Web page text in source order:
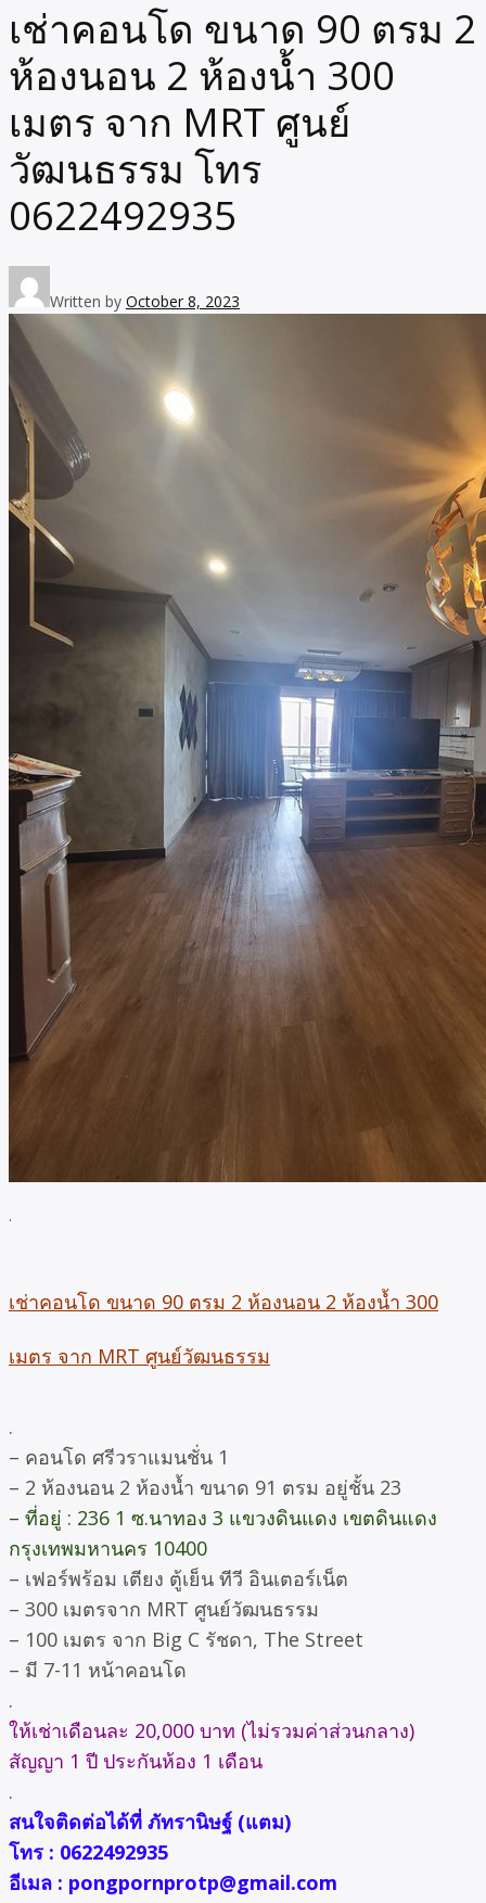
เช่าคอนโด ขนาด 90 ตรม 2
ห้องนอน 2 ห้องน้ำ 300
เมตร จาก MRT ศูนย์
วัฒนธรรม โทร
0622492935
Written by October 8, 2023
.
เช่าคอนโด ขนาด 90 ตรม 2 ห้องนอน 2 ห้องน้ำ 300
เมตร จาก MRT ศูนย์วัฒนธรรม
.
– คอนโด ศรีวราแมนชั่น 1
– 2 ห้องนอน 2 ห้องน้ำ ขนาด 91 ตรม อยู่ชั้น 23
– ที่อยู่ : 236 1 ซ.นาทอง 3 แขวงดินแดง เขตดินแดง
กรุงเทพมหานคร 10400
– เฟอร์พร้อม เตียง ตู้เย็น ทีวี อินเตอร์เน็ต
– 300 เมตรจาก MRT ศูนย์วัฒนธรรม
– 100 เมตร จาก Big C รัชดา, The Street
– มี 7-11 หน้าคอนโด
.
ให้เช่าเดือนละ 20,000 บาท (ไม่รวมค่าส่วนกลาง)
สัญญา 1 ปี ประกันห้อง 1 เดือน
.
สนใจติดต่อได้ที่ ภัทรานิษฐ์ (แตม)
โทร : 0622492935
อีเมล : pongpornprotp@gmail.com